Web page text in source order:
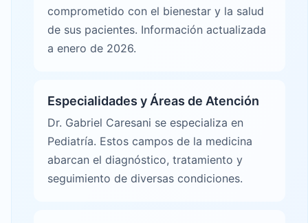
comprometido con el bienestar y la salud
de sus pacientes. Información actualizada
a enero de 2026.
Especialidades y Áreas de Atención
Dr. Gabriel Caresani se especializa en
Pediatría. Estos campos de la medicina
abarcan el diagnóstico, tratamiento y
seguimiento de diversas condiciones.